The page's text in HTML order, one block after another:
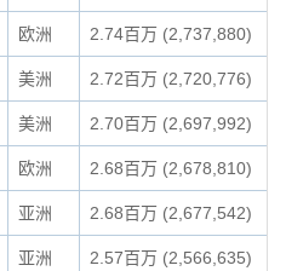
欧洲 2.74百万 (2,737,880)
美洲 2.72百万 (2,720,776)
美洲 2.70百万 (2,697,992)
欧洲 2.68百万 (2,678,810)
亚洲 2.68百万 (2,677,542)
亚洲 2.57百万 (2,566,635)